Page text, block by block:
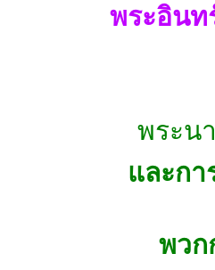
พระอินท
พระน
และก
พวก